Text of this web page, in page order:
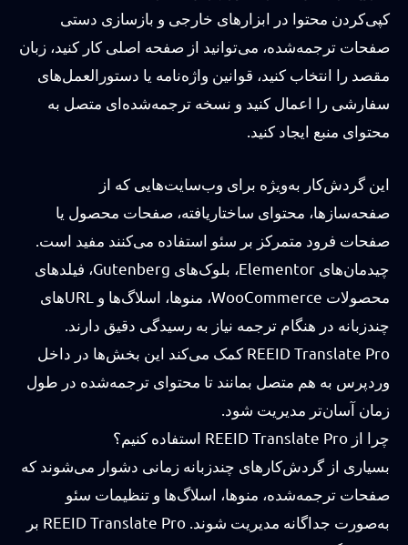
کپی‌کردن محتوا در ابزارهای خارجی و بازسازی دستی
صفحات ترجمه‌شده، می‌توانید از صفحه اصلی کار کنید، زبان
مقصد را انتخاب کنید، قوانین واژه‌نامه یا دستورالعمل‌های
سفارشی را اعمال کنید و نسخه ترجمه‌شده‌ای متصل به
محتوای منبع ایجاد کنید.
این گردش‌کار به‌ویژه برای وب‌سایت‌هایی که از
صفحه‌سازها، محتوای ساختاریافته، صفحات محصول یا
صفحات فرود متمرکز بر سئو استفاده می‌کنند مفید است.
چیدمان‌های Elementor، بلوک‌های Gutenberg، فیلدهای
محصولات WooCommerce، منوها، اسلاگ‌ها و URLهای
چندزبانه در هنگام ترجمه نیاز به رسیدگی دقیق دارند.
REEID Translate Pro کمک می‌کند این بخش‌ها در داخل
وردپرس به هم متصل بمانند تا محتوای ترجمه‌شده در طول
زمان آسان‌تر مدیریت شود.
چرا از REEID Translate Pro استفاده کنیم؟
بسیاری از گردش‌کارهای چندزبانه زمانی دشوار می‌شوند که
صفحات ترجمه‌شده، منوها، اسلاگ‌ها و تنظیمات سئو
به‌صورت جداگانه مدیریت شوند. REEID Translate Pro بر